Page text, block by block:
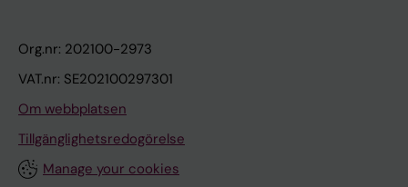
Org.nr: 202100-2973
VAT.nr: SE202100297301
Om webbplatsen
Tillgänglighetsredogörelse
Manage your cookies